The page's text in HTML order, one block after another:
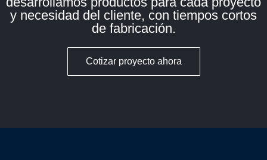
y necesidad del cliente, con tiempos cortos
de fabricación.
Cotizar proyecto ahora